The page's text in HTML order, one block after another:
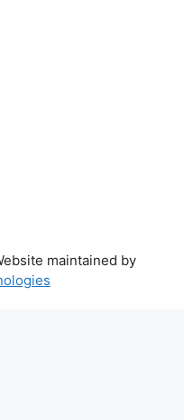
maintained by